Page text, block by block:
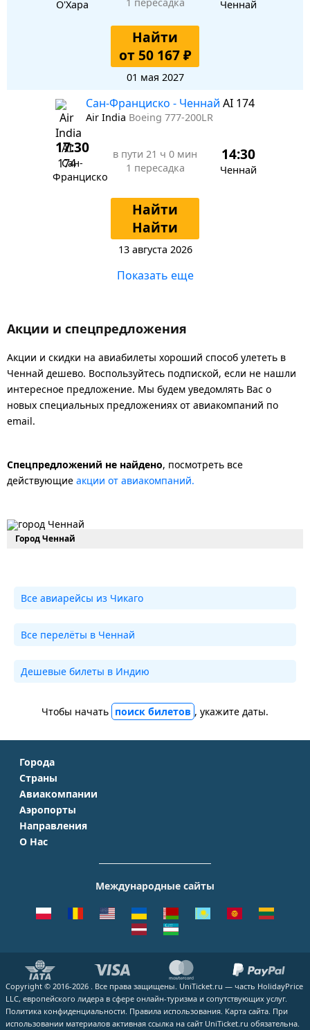
О'Хара Ченнай
Найти
от 50 167 ₽
01 мая 2027
Сан-Франциско - Ченнай AI 174
Air India Boeing 777-200LR
17:30
Сан-
Франциско
в пути 21 ч 0 мин
1 пересадка
14:30
Ченнай
Найти
Найти
13 августа 2026
Показать еще
Акции и спецпредложения
Акции и скидки на авиабилеты хороший способ улететь в
Ченнай дешево. Воспользуйтесь подпиской, если не нашли
интересное предложение. Мы будем уведомлять Вас о
новых специальных предложениях от авиакомпаний по
email.
Спецпредложений не найдено, посмотреть все
действующие акции от авиакомпаний.
Город Ченнай
Все авиарейсы из Чикаго
Все перелёты в Ченнай
Дешевые билеты в Индию
Чтобы начать поиск билетов , укажите даты.
Города
Москва
Санкт-Петербург
Симферополь
Краснодар
Казань
Страны
Крым
Турция
Таиланд
Чехия
Авиакомпании
Аэрофлот
S7 Airlines
Emirates
ВСЕ АВИАКОМПАНИИ
Аэропорты
Домодедово
Шереметьево
Кольцово
Курумоч
ВСЕ АЭРОПОРТЫ
Направления
Москва - Сочи
Москва - Симферополь
Москва - Ереван
Москва - Калининград
Москва - Екатеринбург
Москва - Махачкала
ВСЕ НАПРАВЛЕНИЯ
О Нас
Помощь
Вакансии
Блог
Как купить билет
Международные сайты
Copyright © 2016-2026 . Все права защищены. UniTicket.ru — часть HolidayPrice
LLC, европейского лидера в сфере онлайн-туризма и сопутствующих услуг.
Политика конфиденциальности. Правила использования. Карта сайта. При
использовании материалов активная ссылка на сайт UniTicket.ru обязательна.